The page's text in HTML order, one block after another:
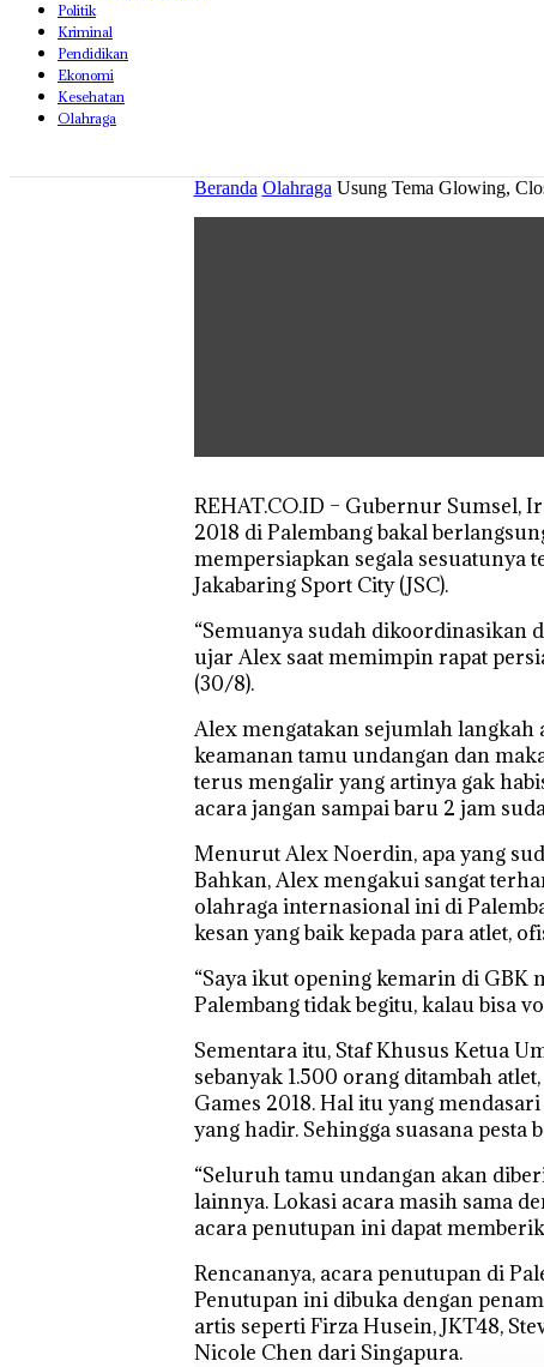
Politik
Kriminal
Pendidikan
Ekonomi
Kesehatan
Olahraga
Beranda Olahraga Usung Tema Glowing,
REHAT.CO.ID – Gubernur Sumsel,
2018 di Palembang bakal
mempersiapkan segala sesuatunya
Jakabaring Sport City (JSC).
“Semuanya sudah dikoordinasikan
ujar Alex saat memimpin rapat
(30/8).
Alex mengatakan sejumlah
keamanan tamu undangan dan
terus mengalir yang artinya gak
acara jangan sampai baru 2 jam
Menurut Alex Noerdin, apa yang
Bahkan, Alex mengakui sangat
olahraga internasional ini di
kesan yang baik kepada para atlet,
“Saya ikut opening kemarin di GBK
Palembang tidak begitu, kalau bisa
Sementara itu, Staf Khusus Ketua
sebanyak 1.500 orang ditambah
Games 2018. Hal itu yang
yang hadir. Sehingga suasana
“Seluruh tamu undangan akan
lainnya. Lokasi acara masih sama
acara penutupan ini dapat
Rencananya, acara penutupan di
Penutupan ini dibuka dengan
artis seperti Firza Husein, JKT48,
Nicole Chen dari Singapura.